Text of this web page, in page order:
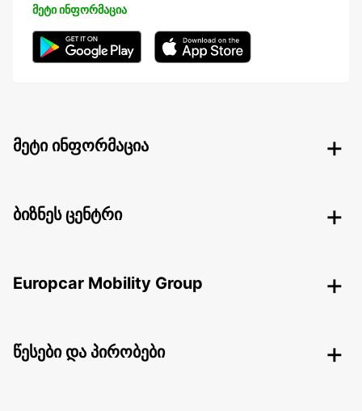
მეტი ინფორმაცია
მეტი ინფორმაცია
ბიზნეს ცენტრი
Europcar Mobility Group
წესები და პირობები